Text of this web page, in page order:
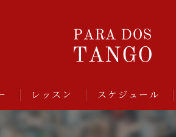
レッスン スケジュール